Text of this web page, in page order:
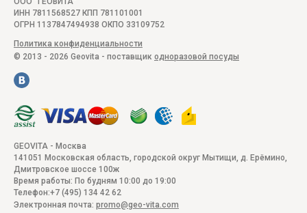
ИНН 7811568527 КПП 781101001
ОГРН 1137847494938 ОКПО 33109752
Политика конфиденциальности
© 2013 - 2026 Geovita - поставщик одноразовой посуды
GEOVITA - Москва
141051
Московская область, городской округ Мытищи, д. Ерёмино,
Дмитровское шоссе 100ж
Время работы: По будням 10:00 до 19:00
Телефон:+7 (495) 134 42 62
Электронная почта: promo@geo-vita.com